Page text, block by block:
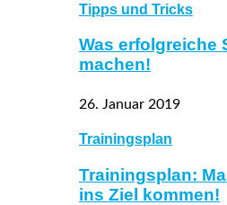
Tipps und Tricks
Was erfolgreiche
machen!
26. Januar 2019
Trainingsplan
Trainingsplan:
ins Ziel kommen!